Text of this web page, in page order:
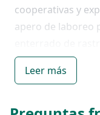
cooperativas y
apero de laboreo
terreno antes de
intermediarios: el
Encuentra gradas
Leer más